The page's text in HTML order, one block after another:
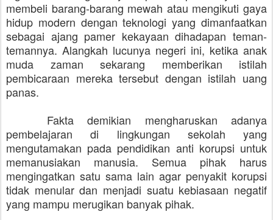
membeli barang-barang mewah atau mengikuti gaya
hidup modern dengan teknologi yang dimanfaatkan
sebagai ajang pamer kekayaan dihadapan teman-
temannya. Alangkah lucunya negeri ini, ketika anak
muda zaman sekarang memberikan istilah
pembicaraan mereka tersebut dengan istilah uang
panas.
Fakta demikian mengharuskan adanya
pembelajaran di lingkungan sekolah yang
mengutamakan pada pendidikan anti korupsi untuk
memanusiakan manusia. Semua pihak harus
mengingatkan satu sama lain agar penyakit korupsi
tidak menular dan menjadi suatu kebiasaan negatif
yang mampu merugikan banyak pihak.